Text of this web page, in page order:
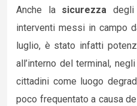
Anche la sicurezza
interventi messi in campo
luglio, è stato infatti
all’interno del terminal,
cittadini come luogo
poco frequentato a causa